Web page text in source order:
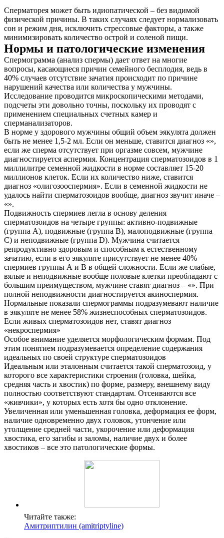
Сперматорея может быть идиопатической – без видимой
физической причины. В таких случаях следует нормализовать
сон и режим дня, исключить стрессовые факторы, а также
минимизировать количество острой и соленой пищи.
Нормы и патологические изменения
Спермограмма (анализ спермы) дает ответ на многие
вопросы, касающиеся причин семейного бесплодия, ведь в
40% случаев отсутствие зачатия происходит по причине
нарушений качества или количества у мужчины.
Исследование проводится микроскопическими методами,
подсчеты эти довольно точны, поскольку их проводят с
применением специальных счетных камер и
сперманализаторов.
В норме у здорового мужчины общий объем эякулята должен
быть не менее 1,5-2 мл. Если он меньше, ставится диагноз «»,
если же сперма отсутствует при оргазме совсем, мужчине
диагностируется аспермия. Концентрация сперматозоидов в 1
миллилитре семенной жидкости в норме составляет 15-20
миллионов клеток. Если их количество ниже, ставится
диагноз «олигозооспермия». Если в семенной жидкости не
удалось найти сперматозоидов вообще, диагноз звучит иначе –
«».
Подвижность спермиев легла в основу деления
сперматозоидов на четыре группы: активно-подвижные
(группа А), подвижные (группа В), малоподвижные (группа
С) и неподвижные (группа D). Мужчина считается
репродуктивно здоровым и способным к естественному
зачатию, если в его эякуляте присутствует не менее 40%
спермиев группы А и В в общей сложности. Если же слабые,
вялые и неподвижные вообще половые клетки преобладают с
большим преимуществом, мужчине ставят диагноз – «». При
полной неподвижности диагностируется акиноспермия.
Нормальные показали спермограммы подразумевают наличие
в эякуляте не менее 58% жизнеспособных сперматозоидов.
Если живых сперматозоидов нет, ставят диагноз
«некроспермия»
Особое внимание уделяется морфологическим формам. Под
этим понятием подразумевается определение содержания
идеальных по своей структуре сперматозоидов
Идеальным или эталонным считается такой сперматозоид, у
которого все характеристики строения (головка, шейка,
средняя часть и хвостик) по форме, размеру, внешнему виду
полностью соответствуют стандартам. Отсеиваются все
«живчики», у которых есть хотя бы одно отклонение.
Увеличенная или уменьшенная головка, деформация ее форм,
наличие одновременно двух головок, утончение или
утолщение средней части, укорочение или деформация
хвостика, его загибы и заломы, наличие двух и более
хвостиков – все это патологические формы.
Читайте также:
Амитриптилин (amitriptyline)